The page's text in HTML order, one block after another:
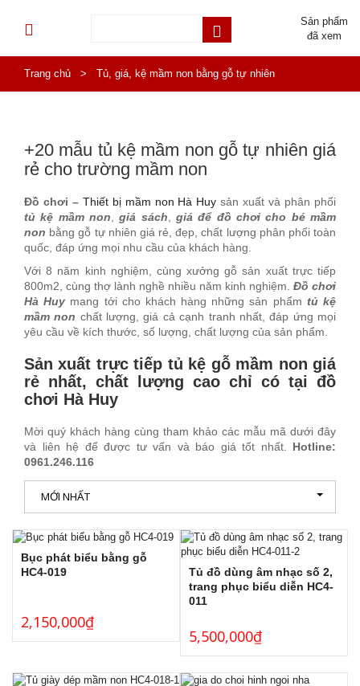
Sản phẩm
đã xem
Trang chủ > Tủ, giá, kệ mầm non bằng gỗ tự nhiên
+20 mẫu tủ kệ mầm non gỗ tự nhiên giá
rẻ cho trường mầm non
Đồ chơi – Thiết bị mầm non Hà Huy sản xuất và phân phối
tủ kệ mầm non,giá sách,giá để đồ chơi cho bé mầm
non bằng gỗ tự nhiên giá rẻ, đẹp, chất lượng phân phối toàn
quốc, đáp ứng mọi nhu cầu của khách hàng.
Với 8 năm kinh nghiệm, cùng xưởng gỗ sản xuất trực tiếp
800m2, cùng thợ lành nghề nhiều năm kinh nghiệm. Đồ chơi
Hà Huy mang tới cho khách hàng những sản phẩm tủ kệ
mầm non chất lượng, giá cả cạnh tranh nhất, đáp ứng mọi
yêu cầu về kích thước, số lượng, chất lượng của sản phẩm.
Sản xuất trực tiếp tủ kệ gỗ mầm non giá
rẻ nhất, chất lượng cao chỉ có tại đồ
chơi Hà Huy
Mời quý khách hàng cùng tham khảo các mẫu mã dưới đây
và liên hệ để được tư vấn và báo giá tốt nhất. Hotline:
0961.246.116
MỚI NHẤT
Bục phát biểu bằng gỗ
HC4-019
2,150,000₫
Tủ đồ dùng âm nhạc số 2,
trang phục biểu diễn HC4-
011
5,500,000₫